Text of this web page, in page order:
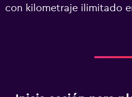
con kilometraje ilimitado